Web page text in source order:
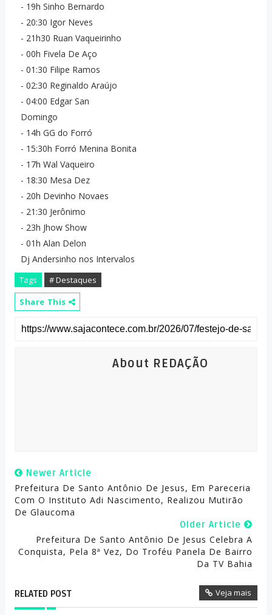
- ⁠19h Sinho Bernardo
- ⁠20:30 Igor Neves
- ⁠21h30 Ruan Vaqueirinho
- ⁠00h Fivela De Aço
- ⁠01:30 Filipe Ramos
- ⁠02:30 Reginaldo Araújo
- ⁠04:00 Edgar San
Domingo
- 14h GG do Forró
- ⁠15:30h Forró Menina Bonita
- ⁠17h Wal Vaqueiro
- ⁠18:30 Mesa Dez
- ⁠20h Devinho Novaes
- ⁠21:30 Jerônimo
- ⁠23h Jhow Show
- ⁠01h Alan Delon
Dj Andersinho nos Intervalos
Tags
# Destaques
Share This
About REDAÇÃO
Newer Article
Prefeitura De Santo Antônio De Jesus, Em Pareceria
Com O Instituto Adi Nascimento, Realizou Mutirão
De Glaucoma
Older Article
Prefeitura De Santo Antônio De Jesus Celebra A
Conquista, Pela 8ª Vez, Do Troféu Panela De Bairro
Da TV Bahia
RELATED POST Veja mais